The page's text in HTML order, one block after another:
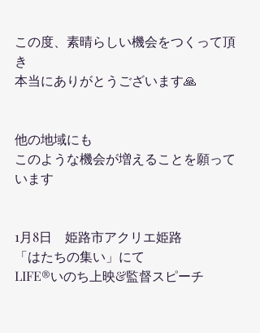
この度、素晴らしい機会をつくって頂
き
本当にありがとうございます🙏
他の地域にも
このような機会が増えることを願って
います
1月8日　姫路市アクリエ姫路
「はたちの集い」にて
LIFE®︎いのち上映&監督スピーチ